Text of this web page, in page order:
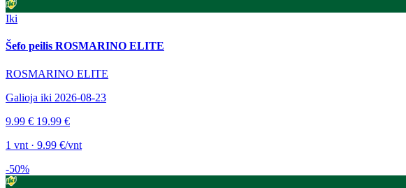
Iki
Šefo peilis ROSMARINO ELITE
ROSMARINO ELITE
Galioja iki 2026-08-23
9.99 € 19.99 €
1 vnt · 9.99 €/vnt
-50%